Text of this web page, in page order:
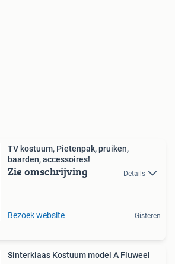
TV kostuum, Pietenpak, pruiken,
baarden, accessoires!
Zie omschrijving Details
Bezoek website Gisteren
Sinterklaas Kostuum model A Fluweel